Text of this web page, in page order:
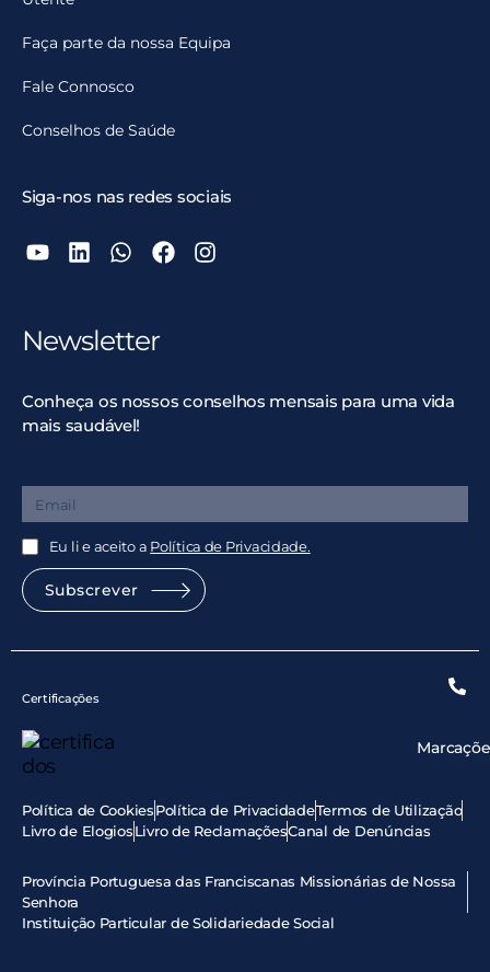
Faça parte da nossa Equipa
Fale Connosco
Conselhos de Saúde
Siga-nos nas redes sociais
Newsletter
Conheça os nossos conselhos mensais para uma vida
mais saudável!
Eu li e aceito a Política de Privacidade.
Subscrever
Certificações
Política de CookiesPolítica de PrivacidadeTermos de Utilização
Livro de ElogiosLivro de ReclamaçõesCanal de Denúncias
Província Portuguesa das Franciscanas Missionárias de Nossa
Senhora
Instituição Particular de Solidariedade Social